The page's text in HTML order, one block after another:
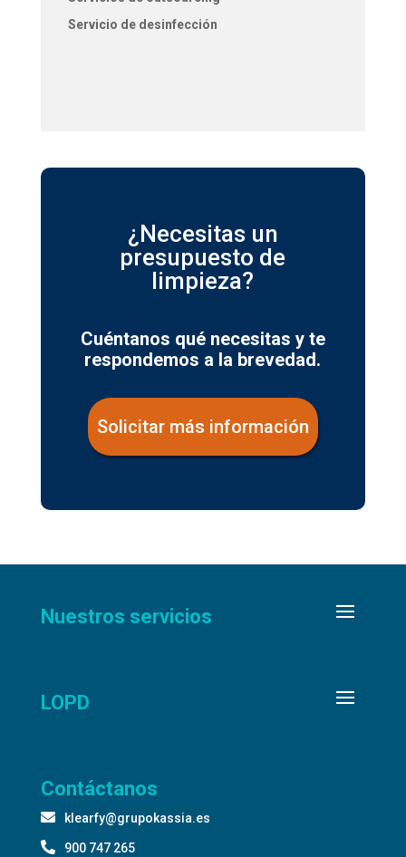
Servicio de desinfección
¿Necesitas un
presupuesto de
limpieza?
Cuéntanos qué necesitas y te
respondemos a la brevedad.
Solicitar más información
Nuestros servicios
LOPD
Contáctanos

klearfy@grupokassia.es

900 747 265